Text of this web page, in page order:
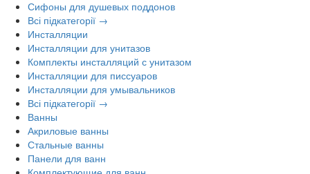
Сифоны для душевых поддонов
Всі підкатегорії →
Инсталляции
Инсталляции для унитазов
Комплекты инсталляций с унитазом
Инсталляции для писсуаров
Инсталляции для умывальников
Всі підкатегорії →
Ванны
Акриловые ванны
Стальные ванны
Панели для ванн